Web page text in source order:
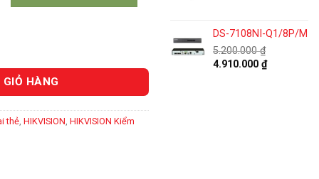
HÀNG
thẻ, HIKVISION, HIKVISION Kiểm
DS-7108NI-Q1/8P/M
5.200.000₫
Giá
4.910.000 ₫Giá